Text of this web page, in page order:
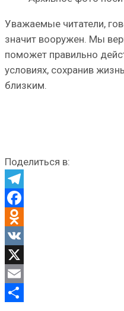
Уважаемые читатели,
значит вооружен. Мы
поможет правильно
условиях, сохранив
близким.
Поделиться в:
Telegram
Facebook
Odnoklassniki
VK
X
Email